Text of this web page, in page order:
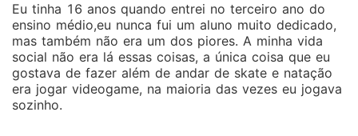
onde personagens apaixonados enfrentam desafios,
mas nunca perdem a esperança. Viaje por cenários
pitorescos e conheça protagonistas cativantes cujas
vidas se entrelaçam de maneiras surpreendentes.
Prepare-se para suspirar, sorrir e se emocionar
enquanto você se perde nas páginas deste livro,
Eu tinha 16 anos quando entrei no terceiro ano do
ensino médio,eu nunca fui um aluno muito dedicado,
mas também não era um dos piores. A minha vida
social não era lá essas coisas, a única coisa que eu
gostava de fazer além de andar de skate e natação
era jogar videogame, na maioria das vezes eu jogava
sozinho.